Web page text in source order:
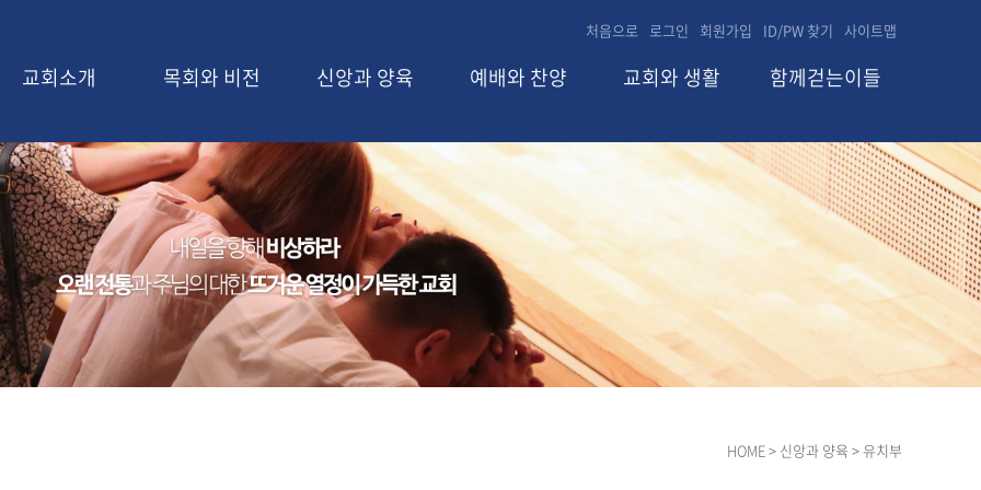
처음으로 로그인 회원가입 ID/PW 찾기 사이트맵
교회소개 목회와 비전 신앙과 양육 예배와 찬양 교회와 생활 함께걷는이들
HOME> 신앙과 양육 > 유치부